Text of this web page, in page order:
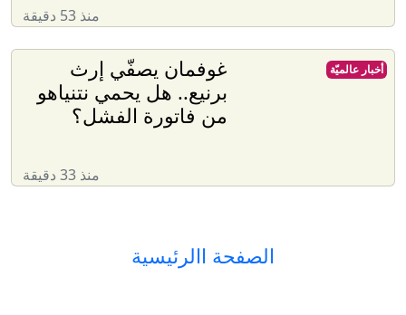
منذ 53 دقيقة
غوفمان يصفّي إرث
برنيع.. هل يحمي نتنياهو
من فاتورة الفشل؟
منذ 33 دقيقة
أخبار عالميّة
الصفحة االرئيسية